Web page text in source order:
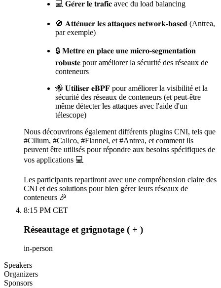
💻 𝐆𝐞́𝐫𝐞𝐫 𝐥𝐞 𝐭𝐫𝐚𝐟𝐢𝐜 avec du load balancing
🚫 𝐀𝐭𝐭𝐞́𝐧𝐮𝐞𝐫 𝐥𝐞𝐬 𝐚𝐭𝐭𝐚𝐪𝐮𝐞𝐬 𝐧𝐞𝐭𝐰𝐨𝐫𝐤-𝐛𝐚𝐬𝐞𝐝 (Antrea,
par exemple)
🔒 𝐌𝐞𝐭𝐭𝐫𝐞 𝐞𝐧 𝐩𝐥𝐚𝐜𝐞 𝐮𝐧𝐞 𝐦𝐢𝐜𝐫𝐨-𝐬𝐞𝐠𝐦𝐞𝐧𝐭𝐚𝐭𝐢𝐨𝐧
𝐫𝐨𝐛𝐮𝐬𝐭𝐞 pour améliorer la sécurité des réseaux de
conteneurs
🐝 𝐔𝐭𝐢𝐥𝐢𝐬𝐞𝐫 𝐞𝐁𝐏𝐅 pour améliorer la visibilité et la
sécurité des réseaux de conteneurs (et peut-être
même détecter les attaques avec l'aide d'un
télescope)
Nous découvrirons également différents plugins CNI, tels que
#Cilium, #Calico, #Flannel, et #Antrea, et comment ils
peuvent être utilisés pour répondre aux besoins spécifiques de
vos applications 💻
Les participants repartiront avec une compréhension claire des
CNI et des solutions pour bien gérer leurs réseaux de
conteneurs 🎉
8:15 PM CET
Réseautage et grignotage ( + )
in-person
Speakers
Organizers
Sponsors